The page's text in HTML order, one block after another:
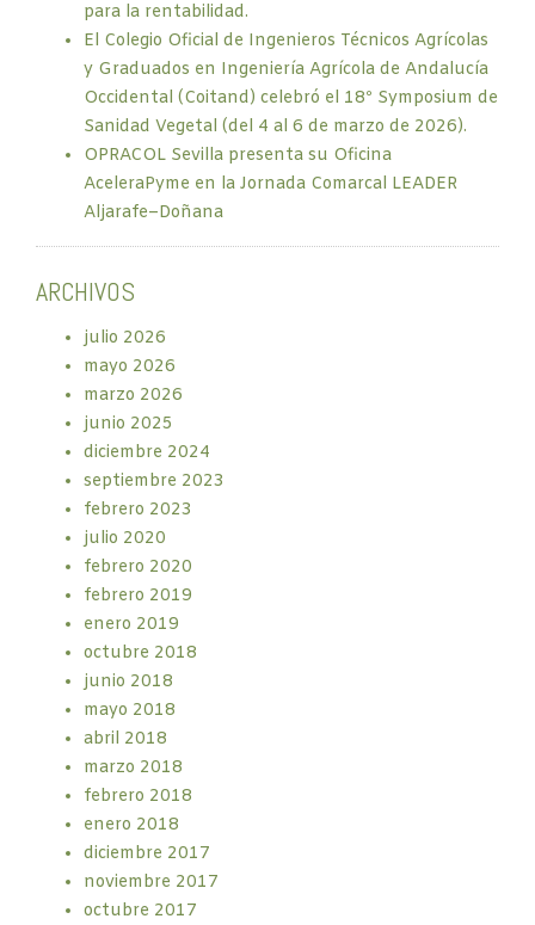
para la rentabilidad.
El Colegio Oficial de Ingenieros Técnicos Agrícolas
y Graduados en Ingeniería Agrícola de Andalucía
Occidental (Coitand) celebró el 18º Symposium de
Sanidad Vegetal (del 4 al 6 de marzo de 2026).
OPRACOL Sevilla presenta su Oficina
AceleraPyme en la Jornada Comarcal LEADER
Aljarafe–Doñana
ARCHIVOS
julio 2026
mayo 2026
marzo 2026
junio 2025
diciembre 2024
septiembre 2023
febrero 2023
julio 2020
febrero 2020
febrero 2019
enero 2019
octubre 2018
junio 2018
mayo 2018
abril 2018
marzo 2018
febrero 2018
enero 2018
diciembre 2017
noviembre 2017
octubre 2017